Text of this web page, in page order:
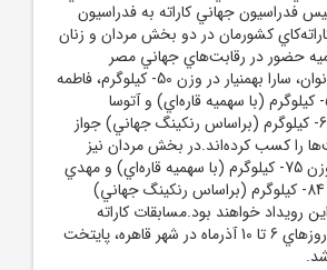
فدراسيون جهاني کاراته به فدراسيون
کاراته‌کاي کشورمان در دو بخش مردان و زنان
حضور در رقابت‌هاي جهاني مصر
شده‌اند.در بخش بانوان، سارا بهمنيار در وزن 50- کيلوگرم، فاطمه
سعادتي در وزن 55- کيلوگرم (با سهميه قاره‌اي) و آتوسا
گلشادنژاد در وزن 61- کيلوگرم (براساس رنکينگ جهاني) جواز
را کسب کرده‌اند.در بخش مردان نيز
مرتضي نعمتي در وزن 75- کيلوگرم (با سهميه قاره‌اي) و مهدي
خدابخشي در وزن 84- کيلوگرم (براساس رنکينگ جهاني)
رويداد خواهند بود.مسابقات کاراته
قهرماني جهان طي روزهاي 6 تا 10 آذرماه در شهر قاهره، پايتخت